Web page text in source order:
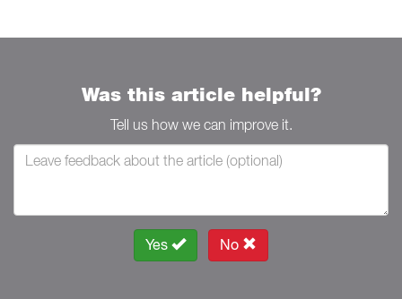
Was this article helpful?
Tell us how we can improve it.
Yes No